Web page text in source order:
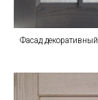
Фасад